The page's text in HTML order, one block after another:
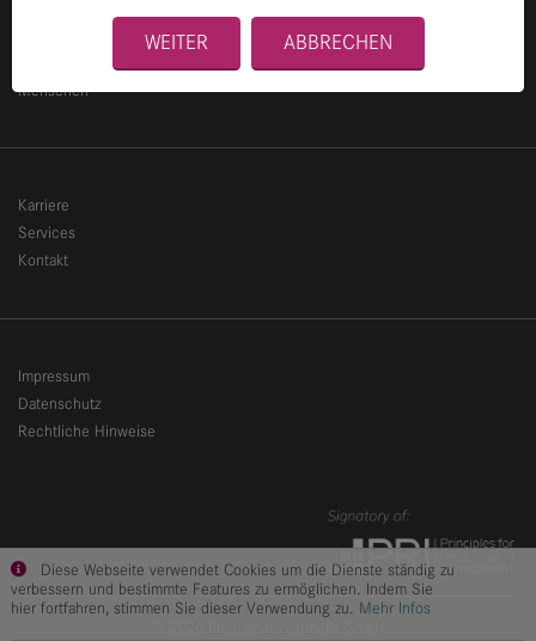
WEITER ABBRECHEN
Menschen
Karriere
Services
Kontakt
Impressum
Datenschutz
Rechtliche Hinweise
Diese Webseite verwendet Cookies um die Dienste ständig zu
verbessern und bestimmte Features zu ermöglichen. Indem Sie
hier fortfahren, stimmen Sie dieser Verwendung zu. Mehr Infos